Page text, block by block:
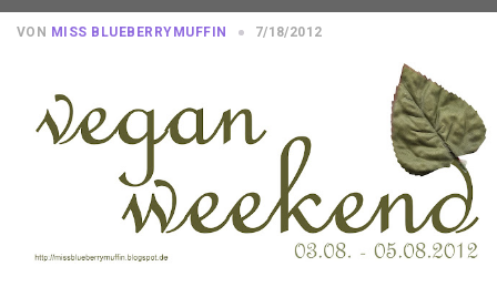
VON MISS BLUEBERRYMUFFIN 7/18/2012